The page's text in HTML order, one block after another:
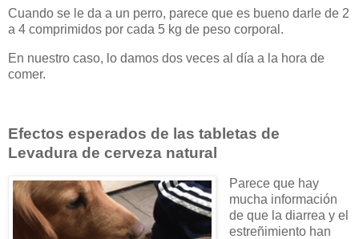
Cuando se le da a un perro, parece que es bueno darle de 2
a 4 comprimidos por cada 5 kg de peso corporal.
En nuestro caso, lo damos dos veces al día a la hora de
comer.
Efectos esperados de las tabletas de
Levadura de cerveza natural
Parece que hay
mucha información
de que la diarrea y el
estreñimiento han